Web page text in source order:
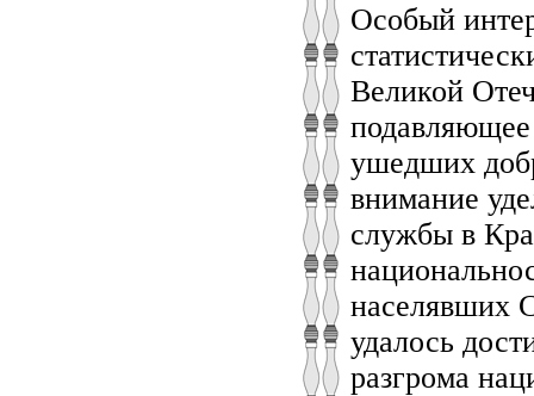
Особый
Великой
ушедших
внимание
службы в
населявших
удалось
разгрома